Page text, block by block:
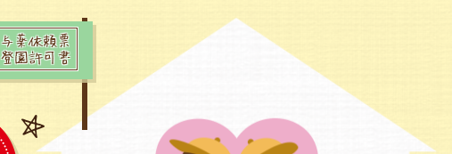
与薬依頼票
登園許可書